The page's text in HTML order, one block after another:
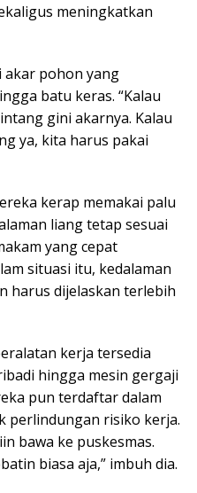
meningkatkan
akar pohon yang
batu keras. “Kalau
gini akarnya. Kalau
ya, kita harus pakai
kerap memakai palu
liang tetap sesuai
yang cepat
situasi itu, kedalaman
harus dijelaskan terlebih
kerja tersedia
hingga mesin gergaji
pun terdaftar dalam
perlindungan risiko kerja.
bawa ke puskesmas.
biasa aja,” imbuh dia.